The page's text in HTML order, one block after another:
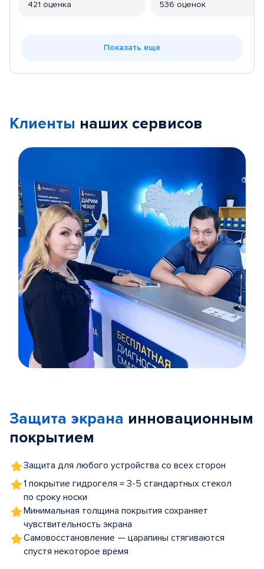
421 оценка 536 оценок
Показать еще
Клиенты наших сервисов
5
Защита экрана инновационным
покрытием
Защита для любого устройства со всех сторон
1 покрытие гидрогеля = 3-5 стандартных стекол
по сроку носки
Минимальная толщина покрытия сохраняет
чувствительность экрана
Самовосстановление — царапины стягиваются
спустя некоторое время